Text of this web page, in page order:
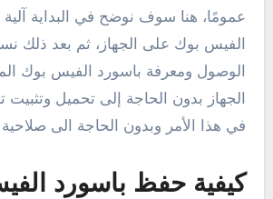
عمومًا، هنا سوف نوضح في البداية
الفيس بوك على الجهاز، ثم بعد
الوصول ومعرفة باسورد الفيس بوك
الجهاز بدون الحاجة إلى تحميل
في هذا الأمر وبدون الحاجة الى
كيفية حفظ باسورد